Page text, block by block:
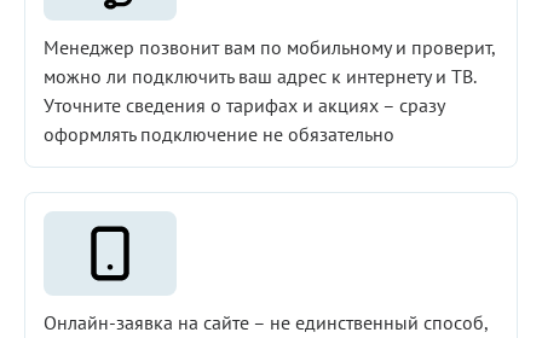
Менеджер позвонит вам по мобильному и проверит,
можно ли подключить ваш адрес к интернету и ТВ.
Уточните сведения о тарифах и акциях – сразу
оформлять подключение не обязательно
Онлайн-заявка на сайте – не единственный способ,